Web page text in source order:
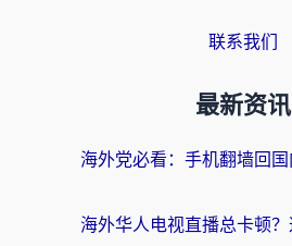
联系我们
最新资讯